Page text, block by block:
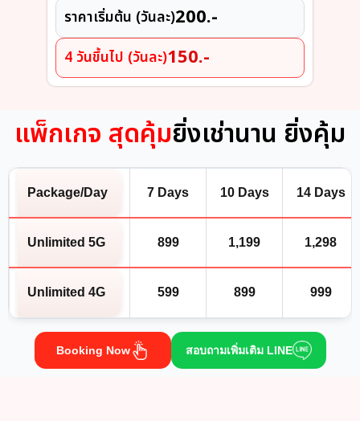
ราคาเริ่มต้น (วันละ)200.-
4 วันขึ้นไป (วันละ)150.-
แพ็กเกจ สุดคุ้มยิ่งเช่านาน ยิ่งคุ้ม
Package/Day 7 Days 10 Days 14 Days
Unlimited 5G 899 1,199 1,298
Unlimited 4G 599 899 999
Booking Now สอบถามเพิ่มเติม LINE